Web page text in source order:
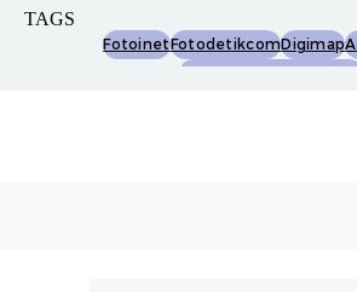
TAGS
FotoinetFotodetikcomDigimap